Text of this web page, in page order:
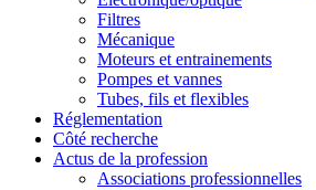
Filtres
Mécanique
Moteurs et entrainements
Pompes et vannes
Tubes, fils et flexibles
Réglementation
Côté recherche
Actus de la profession
Associations professionnelles